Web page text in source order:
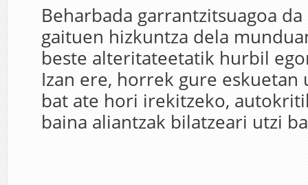
Beharbada garrantzitsuagoa
gaituen hizkuntza dela
beste alteritateetatik hurbil
Izan ere, horrek gure eskuetan
bat ate hori irekitzeko,
baina aliantzak bilatzeari utzi